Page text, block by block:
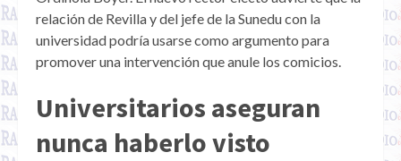
relación de Revilla y del jefe de la Sunedu con la
universidad podría usarse como argumento para
promover una intervención que anule los comicios.
Universitarios aseguran
nunca haberlo visto